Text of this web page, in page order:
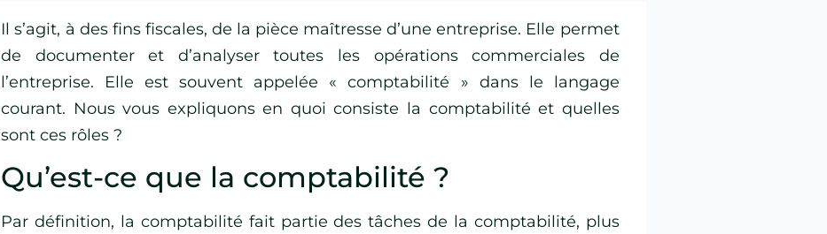
Il s’agit, à des fins fiscales, de la pièce maîtresse d’une entreprise. Elle permet
de documenter et d’analyser toutes les opérations commerciales de
l’entreprise. Elle est souvent appelée « comptabilité » dans le langage
courant. Nous vous expliquons en quoi consiste la comptabilité et quelles
sont ces rôles ?
Qu’est-ce que la comptabilité ?
Par définition, la comptabilité fait partie des tâches de la comptabilité, plus